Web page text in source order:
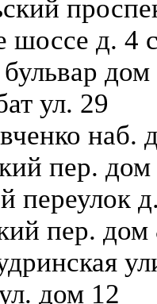
шоссе д. 4
дом
ул. 29
наб.
пер. дом
переулок
пер. дом
дом 12